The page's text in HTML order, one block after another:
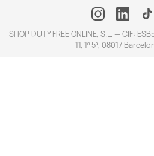
SHOP DUTY FREE ONLINE, S.L. — CIF:
11, 1º 5ª, 08017